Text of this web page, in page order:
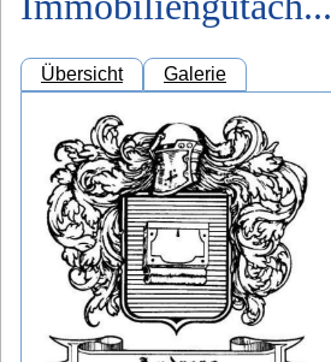
Übersicht Galerie